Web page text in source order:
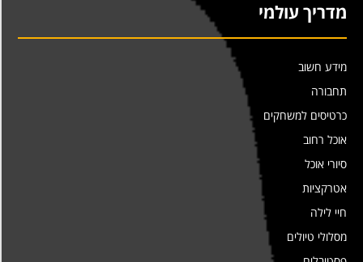
מדריך עולמי
מידע חשוב
תחבורה
כרטיסים למשחקים
אוכל רחוב
סיורי אוכל
אטרקציות
חיי לילה
מסלולי טיולים